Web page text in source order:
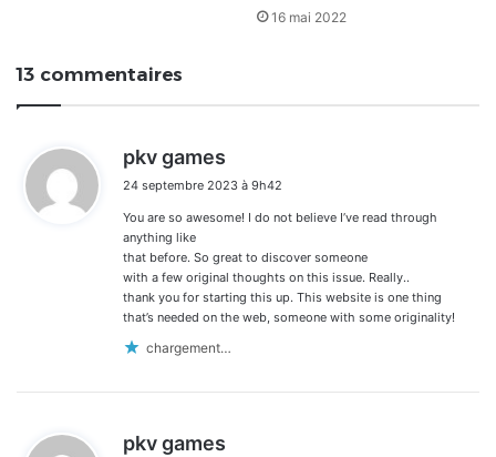
16 mai 2022
13 commentaires
pkv games
t
24 septembre 2023 à 9h42
You are so awesome! I do not believe I’ve read through
anything like
that before. So great to discover someone
with a few original thoughts on this issue. Really..
thank you for starting this up. This website is one thing
that’s needed on the web, someone with some originality!
chargement…
pkv games